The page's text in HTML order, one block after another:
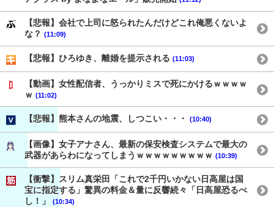
【悲報】会社で上司に怒られたんだけどこれ俺悪くないよ
な？ (11:09)
【悲報】ひろゆき、離婚を提示される (11:03)
【動画】女性配信者、うっかりミスで死にかけるｗｗｗｗ
ｗ (11:02)
【悲報】熊本さんの地震、しつこい・・・ (10:40)
【画像】女子アナさん、最新の保安検査システムで最大の
武器があらわになってしまうｗｗｗｗｗｗｗｗｗ (10:39)
【衝撃】スリム真栄田「これで2千円いかない日高屋は国
宝に指定する」驚異の料金＆量に反響続々「日高屋恐るべ
し！」
(10:34)